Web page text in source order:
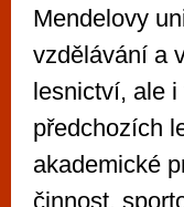
Mendelovy
vzdělávání a
lesnictví, ale
předchozích
akademické
činnost,